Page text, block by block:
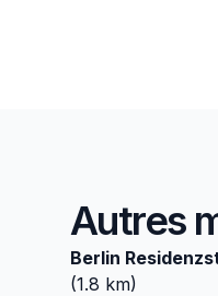
Autres
Berlin
(1.8 km)